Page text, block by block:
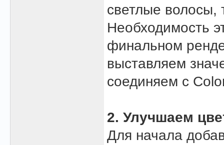
светлые волосы,
Необходимость
финальном
выставляем
соединяем с
2. Улучшаем
Для начала